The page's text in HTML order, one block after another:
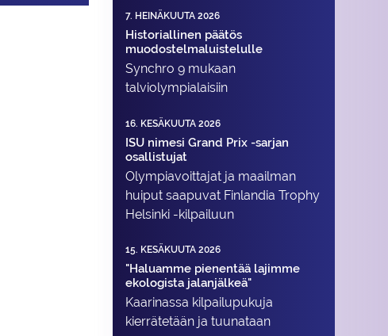
7. HEINÄKUUTA 2026
Historiallinen päätös
muodostelmaluistelulle
Synchro 9 mukaan
talviolympialaisiin
16. KESÄKUUTA 2026
ISU nimesi Grand Prix -sarjan
osallistujat
Olympiavoittajat ja maailman
huiput saapuvat Finlandia Trophy
Helsinki -kilpailuun
15. KESÄKUUTA 2026
"Haluamme pienentää lajimme
ekologista jalanjälkeä"
Kaarinassa kilpailupukuja
kierrätetään ja tuunataan